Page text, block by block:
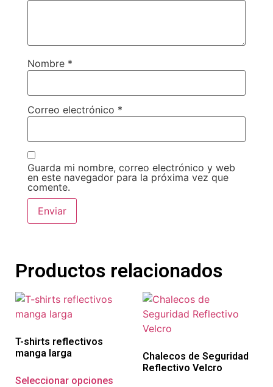
Nombre *
Correo electrónico *
Guarda mi nombre, correo electrónico y web
en este navegador para la próxima vez que
comente.
Productos relacionados
T-shirts reflectivos
manga larga
Seleccionar opciones
Chalecos de Seguridad
Reflectivo Velcro